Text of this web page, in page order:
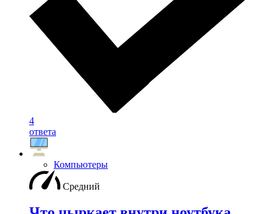
4
ответа
Компьютеры
Средний